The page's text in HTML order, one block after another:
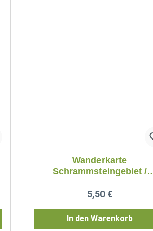
Wanderkarte
Schrammsteingebiet /
Regulärer Preis:
5,50 €
In den Warenkorb